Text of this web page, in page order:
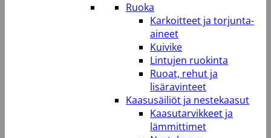
Ruoka
Karkoitteet ja torjunta-
aineet
Kuivike
Lintujen ruokinta
Ruoat, rehut ja
lisäravinteet
Kaasusäiliöt ja nestekaasut
Kaasutarvikkeet ja
lämmittimet